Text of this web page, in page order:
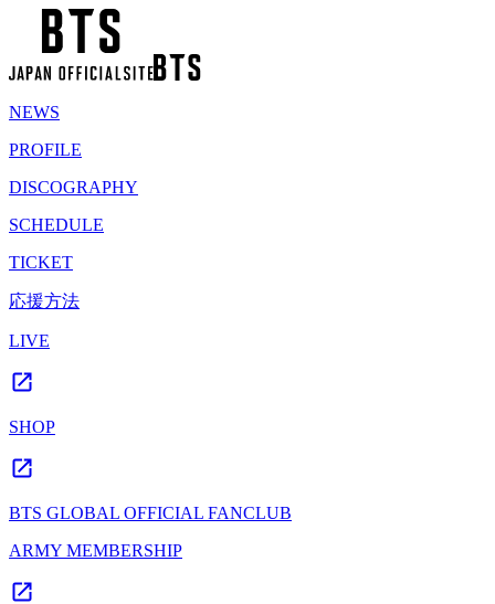
NEWS
PROFILE
DISCOGRAPHY
SCHEDULE
TICKET
応援方法
LIVE
SHOP
BTS GLOBAL OFFICIAL FANCLUB
ARMY MEMBERSHIP